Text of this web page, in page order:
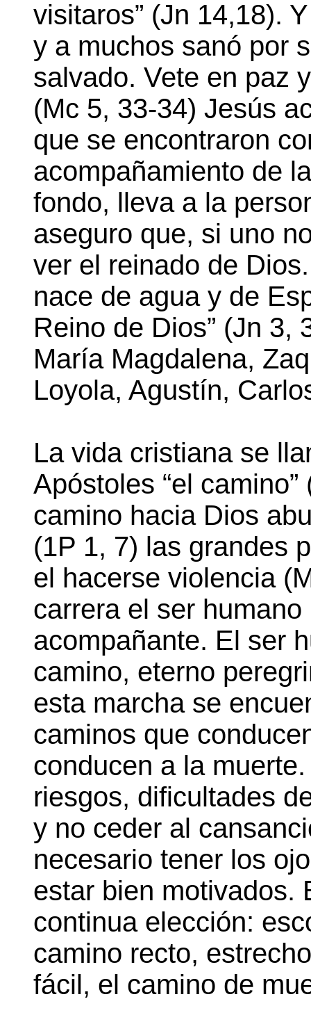
visitaros” (Jn 14,18).
y a muchos sanó por
salvado. Vete en paz
(Mc 5, 33-34) Jesús
que se encontraron
acompañamiento de
fondo, lleva a la
aseguro que, si uno
ver el reinado de
nace de agua y de
Reino de Dios” (Jn 3,
María Magdalena,
Loyola, Agustín,
La vida cristiana se
Apóstoles “el
camino hacia Dios
(1P 1, 7) las grandes
el hacerse violencia
carrera el ser
acompañante. El ser
camino, eterno
esta marcha se
caminos que
conducen a la
riesgos, dificultades
y no ceder al
necesario tener los
estar bien motivados.
continua elección:
camino recto,
fácil, el camino de